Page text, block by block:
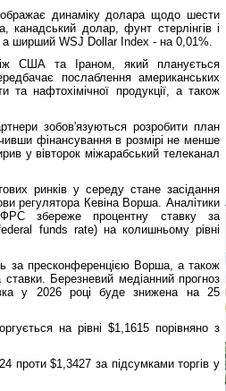
динаміку долара щодо шести
долар, фунт стерлінгів і
ширший WSJ Dollar Index - на 0,01%.
США та Іраном, який планується
послаблення американських
та нафтохімічної продукції, а також
зобов'язуються розробити план
фінансування в розмірі не менше
у вівторок міжарабський телеканал
ринків у середу стане засідання
регулятора Кевіна Ворша. Аналітики
збереже процентну ставку за
funds rate) на колишньому рівні
за пресконференцією Ворша, а також
Березневий медіанний прогноз
у 2026 році буде знижена на 25
на рівні $1,1615 порівняно з
проти $1,3427 за підсумками торгів у